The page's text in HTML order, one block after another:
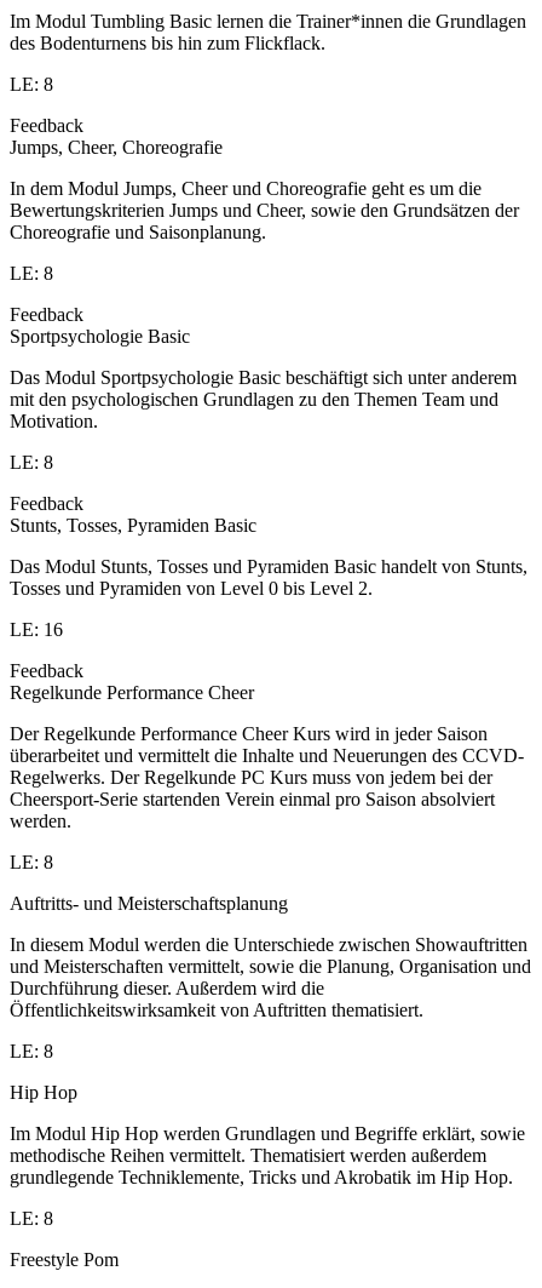
Im Modul Tumbling Basic lernen die Trainer*innen die Grundlagen
des Bodenturnens bis hin zum Flickflack.
LE: 8
Feedback
Jumps, Cheer, Choreografie
In dem Modul Jumps, Cheer und Choreografie geht es um die
Bewertungskriterien Jumps und Cheer, sowie den Grundsätzen der
Choreografie und Saisonplanung.
LE: 8
Feedback
Sportpsychologie Basic
Das Modul Sportpsychologie Basic beschäftigt sich unter anderem
mit den psychologischen Grundlagen zu den Themen Team und
Motivation.
LE: 8
Feedback
Stunts, Tosses, Pyramiden Basic
Das Modul Stunts, Tosses und Pyramiden Basic handelt von Stunts,
Tosses und Pyramiden von Level 0 bis Level 2.
LE: 16
Feedback
Regelkunde Performance Cheer
Der Regelkunde Performance Cheer Kurs wird in jeder Saison
überarbeitet und vermittelt die Inhalte und Neuerungen des CCVD-
Regelwerks. Der Regelkunde PC Kurs muss von jedem bei der
Cheersport-Serie startenden Verein einmal pro Saison absolviert
werden.
LE: 8
Auftritts- und Meisterschaftsplanung
In diesem Modul werden die Unterschiede zwischen Showauftritten
und Meisterschaften vermittelt, sowie die Planung, Organisation und
Durchführung dieser. Außerdem wird die
Öffentlichkeitswirksamkeit von Auftritten thematisiert.
LE: 8
Hip Hop
Im Modul Hip Hop werden Grundlagen und Begriffe erklärt, sowie
methodische Reihen vermittelt. Thematisiert werden außerdem
grundlegende Techniklemente, Tricks und Akrobatik im Hip Hop.
LE: 8
Freestyle Pom